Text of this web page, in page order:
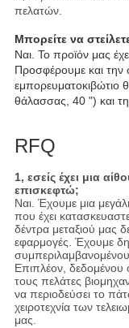
πελατών.
Μπορείτε να
Ναι. Το προϊόν μας
Προσφέρουμε και
εμπορευματοκιβώτιο
θάλασσας, 40 ") και
RFQ
1, εσείς έχει μια
επισκεφτώ;
Ναι. Έχουμε μια
που έχει
δέντρα μεταξιού μας
εφαρμογές. Έχουμε
Επιπλέον, δεδομένου
τους πελάτες
να περιοδεύσει το
χειροτεχνία των
μας.